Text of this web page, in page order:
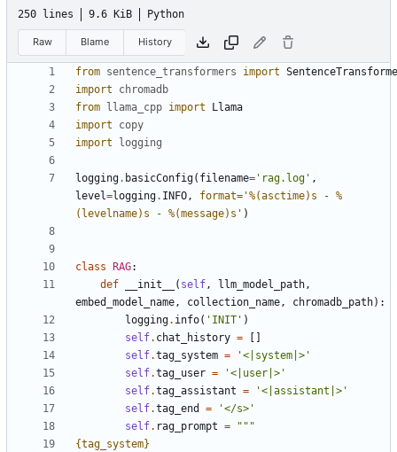
250 lines 9.6 KiB Python
Raw Blame History
from sentence_transformers import
import
chromadb
from
llama_cpp import
Llama
import
copy
import
logging
logging. basicConfig( filename= 'rag.log' ,
level=logging. INFO, format= '%(asctime)s - %
(levelname)s - %(message)s ' )
class RAG:
def
__init__ ( self, llm_model_path,
embed_model_name, collection_name, chromadb_path):
logging. info( 'INIT' )
self. chat_history =
self.tag_system =
'<|system|>'
self.tag_user =
'<|user|>'
self.tag_assistant =
'<|assistant|>'
self.tag_end =
'</s>'
self. rag_prompt =
{tag_system}